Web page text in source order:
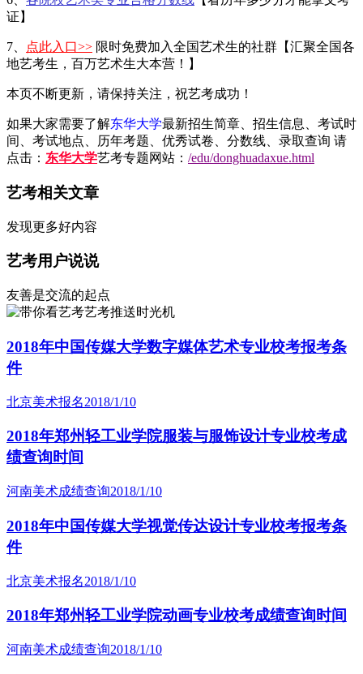
证】
7、 点此入口>> 限时免费加入全国艺术生的社群【汇聚全国各
地艺考生，百万艺术生大本营！】
本页不断更新，请保持关注，祝艺考成功！
如果大家需要了解东华大学最新招生简章、招生信息、考试时
间、考试地点、历年考题、优秀试卷、分数线、录取查询 请
点击： 东华大学艺考专题网站： /edu/donghuadaxue.html
艺考相关文章
发现更多好内容
艺考用户说说
友善是交流的起点
艺考推送时光机
2018年中国传媒大学数字媒体艺术专业校考报考条
件
北京美术报名2018/1/10
2018年郑州轻工业学院服装与服饰设计专业校考成
绩查询时间
河南美术成绩查询2018/1/10
2018年中国传媒大学视觉传达设计专业校考报考条
件
北京美术报名2018/1/10
2018年郑州轻工业学院动画专业校考成绩查询时间
河南美术成绩查询2018/1/10